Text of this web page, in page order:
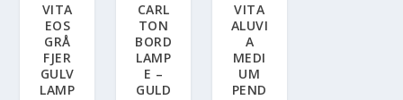
VITA
EOS
GRÅ
FJER
GULV
LAMP
CARL
TON
BORD
LAMP
E –
GULD
VITA
ALUVI
A
MEDI
UM
PEND